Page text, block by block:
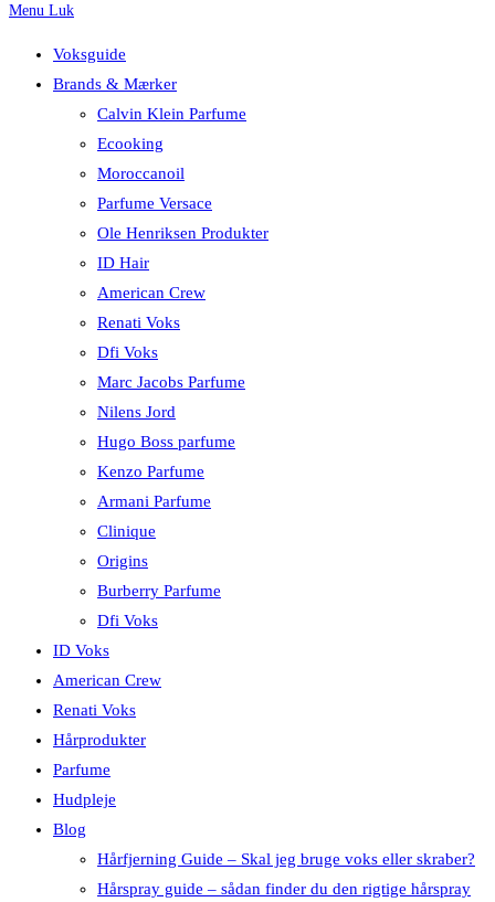
Menu Luk
Voksguide
Brands & Mærker
Calvin Klein Parfume
Ecooking
Moroccanoil
Parfume Versace
Ole Henriksen Produkter
ID Hair
American Crew
Renati Voks
Dfi Voks
Marc Jacobs Parfume
Nilens Jord
Hugo Boss parfume
Kenzo Parfume
Armani Parfume
Clinique
Origins
Burberry Parfume
Dfi Voks
ID Voks
American Crew
Renati Voks
Hårprodukter
Parfume
Hudpleje
Blog
Hårfjerning Guide – Skal jeg bruge voks eller skraber?
Hårspray guide – sådan finder du den rigtige hårspray